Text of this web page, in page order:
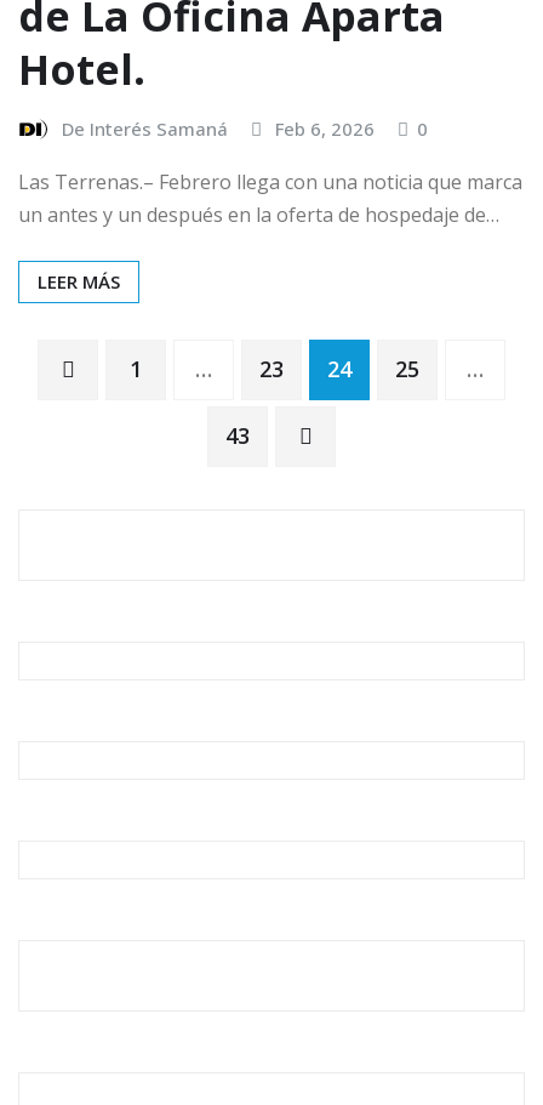
de La Oficina Aparta
Hotel.
De Interés Samaná Feb 6, 2026 0
Las Terrenas.– Febrero llega con una noticia que marca
un antes y un después en la oferta de hospedaje de…
LEER MÁS
1 … 23 24 25 …
43